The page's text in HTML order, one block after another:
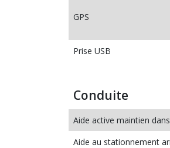
GPS
Prise USB
Conduite
Aide active maintien
Aide au stationnement